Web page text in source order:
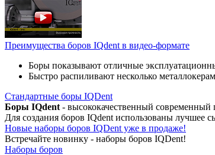
Преимущества боров IQdent в видео-формате
Боры показывают отличные
Быстро распиливают несколько
Стандартные боры IQDent
Боры IQdent - высококачественный современный
Для создания боров IQdent использованы лучшее
Новые наборы боров IQDent уже в продаже!
Встречайте новинку - наборы боров IQDent!
Наборы боров